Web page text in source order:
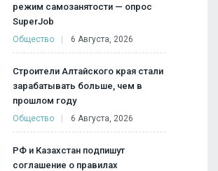
режим самозанятости — опрос
SuperJob
Общество 6 Августа, 2026
Строители Алтайского края стали
зарабатывать больше, чем в
прошлом году
Общество 6 Августа, 2026
РФ и Казахстан подпишут
соглашение о правилах